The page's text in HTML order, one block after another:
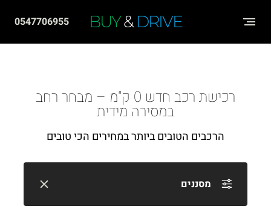
בְּאֲתָר
הַמְּסַיַּעַת
הָאֲתָר.
BUY&DRIVE
0547706955
רכישת רכב חדש 0 ק"מ – מבחר רחב
במסירה מידית
הרכבים הטובים ביותר במחירים הכי טובים
מסננים